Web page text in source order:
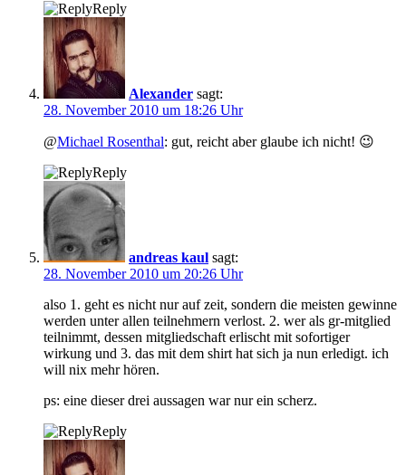
Reply
Alexander sagt:
28. November 2010 um 18:26 Uhr
@Michael Rosenthal: gut, reicht aber glaube ich nicht! 😉
Reply
andreas kaul sagt:
28. November 2010 um 20:26 Uhr
also 1. geht es nicht nur auf zeit, sondern die meisten gewinne
werden unter allen teilnehmern verlost. 2. wer als gr-mitglied
teilnimmt, dessen mitgliedschaft erlischt mit sofortiger
wirkung und 3. das mit dem shirt hat sich ja nun erledigt. ich
will nix mehr hören.
ps: eine dieser drei aussagen war nur ein scherz.
Reply